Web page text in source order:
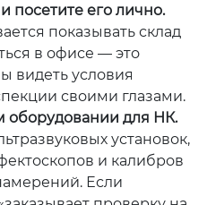
посетите его лично.
показывать склад
в офисе — это
видеть условия
своими глазами.
оборудовании для НК.
установок,
и калибров
Если